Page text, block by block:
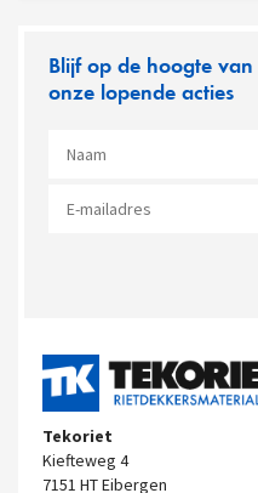
Blijf op de hoogte
onze lopende acties
Tekoriet
Kiefteweg 4
7151 HT Eibergen